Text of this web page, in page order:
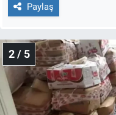
Paylaş
2 / 5
Programlar
Sağlık
Spor
Teknoloji